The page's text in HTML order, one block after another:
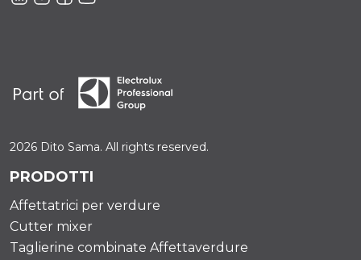
2026 Dito Sama. All rights reserved.
PRODOTTI
Affettatrici per verdure
Cutter mixer
Taglierine combinate Affettaverdure